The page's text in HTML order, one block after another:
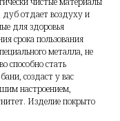
дуб отдает воздуху и
для здоровья
срока пользования
металла, не
способно стать
создаст у вас
настроением,
Изделие покрыто